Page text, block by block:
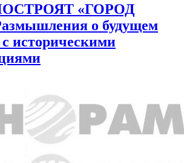
«ГОРОД
о будущем
историческими